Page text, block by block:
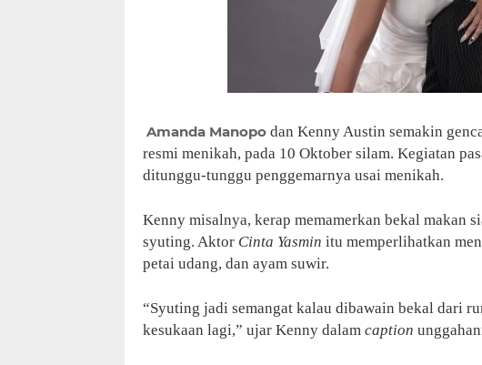
Amanda Manopo dan Kenny Austin semakin
resmi menikah, pada 10 Oktober silam. Kegiatan
ditunggu-tunggu penggemarnya usai menikah.
Kenny misalnya, kerap memamerkan bekal makan
syuting. Aktor Cinta Yasmin itu memperlihatkan
petai udang, dan ayam suwir.
“Syuting jadi semangat kalau dibawain bekal dari
kesukaan lagi,” ujar Kenny dalam caption